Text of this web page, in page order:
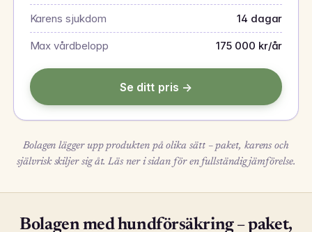
Karens sjukdom 14 dagar
Max vårdbelopp 175 000 kr/år
Se ditt pris →
Bolagen lägger upp produkten på olika sätt – paket, karens och
självrisk skiljer sig åt. Läs ner i sidan för en fullständig jämförelse.
Bolagen med hundförsäkring – paket,